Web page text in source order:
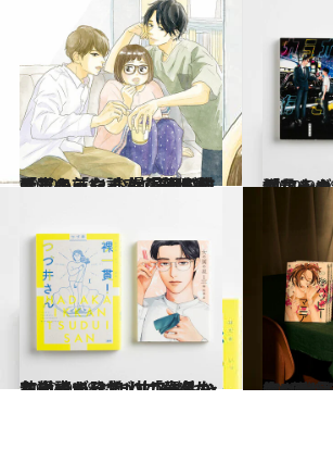
2022.10.14
「寝る前に読んで安眠できるような 少女漫画が描きたかった」 漫画賞多数受賞の「やま恋」創作秘話
カルチャー 「和山やまさんの魅力100個言えます」 つづ井さんがマンガ家視点で徹底解説
カルチ
2022.9.18
和山やま×つづ井スペシャル対談で ふたりの意外な共通点が発覚！ 「作品から出ている匂いは一緒かも」
カルチャー 第1回「CREA夜ふかしマンガ大賞」 2022年のベスト10発表！〈前篇〉 受賞作5位から10位を一挙に紹介
カルチ